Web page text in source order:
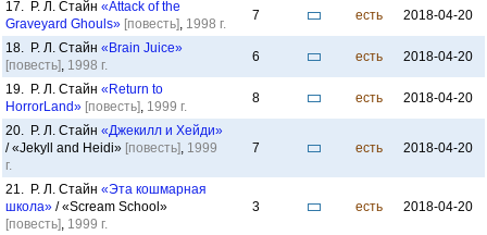
17. Р. Л. Стайн «Attack of the
Graveyard Ghouls» [повесть], 1998 г.
7 есть 2018-04-20
18. Р. Л. Стайн «Brain Juice»
[повесть], 1998 г.
6 есть 2018-04-20
19. Р. Л. Стайн «Return to
HorrorLand» [повесть], 1999 г.
8 есть 2018-04-20
20. Р. Л. Стайн «Джекилл и Хейди»
/ «Jekyll and Heidi» [повесть], 1999
г.
7 есть 2018-04-20
21. Р. Л. Стайн «Эта кошмарная
школа» / «Scream School»
[повесть], 1999 г.
3 есть 2018-04-20